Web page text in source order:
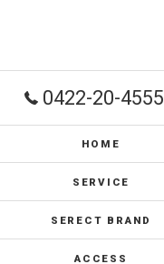
0422-20-4555
HOME
SERVICE
SERECT BRAND
ACCESS